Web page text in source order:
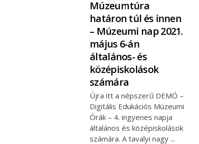
Múzeumtúra
határon túl és innen
– Múzeumi nap 2021.
május 6-án
általános- és
középiskolások
számára
Újra itt a népszerű DEMÓ –
Digitális Edukációs Múzeumi
Órák – 4. ingyenes napja
általános és középiskolások
számára. A tavalyi nagy